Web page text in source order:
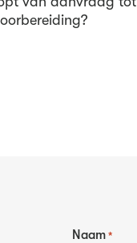
Naam *